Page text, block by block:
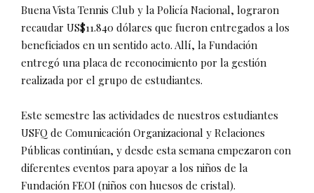
Buena Vista Tennis Club y la Policía Nacional, lograron
recaudar US$11.840 dólares que fueron entregados a los
beneficiados en un sentido acto. Allí, la Fundación
entregó una placa de reconocimiento por la gestión
realizada por el grupo de estudiantes.
Este semestre las actividades de nuestros estudiantes
USFQ de Comunicación Organizacional y Relaciones
Públicas continúan, y desde esta semana empezaron con
diferentes eventos para apoyar a los niños de la
Fundación FEOI (niños con huesos de cristal).